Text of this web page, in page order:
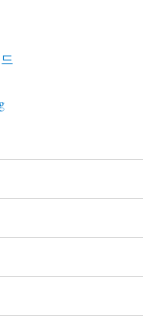
,2013)
김호철,노래 합창,노동의소리
백무산김호철,곡편 김호
철환,편 김호철,노래 합창,노
(글곡편 김호철,노래 박준,박
(글곡편 김호철,노래 노노